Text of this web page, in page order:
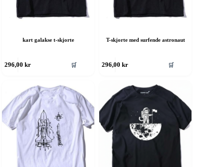
kart galakse t-skjorte
296,00kr 🛒
T-skjorte med surfende astronaut
296,00kr 🛒
produktet
varianter.
Alternativene
kan
velges
på
produktsiden